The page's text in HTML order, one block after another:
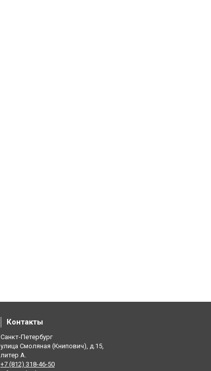
Контакты
Санкт-Петербург
улица Смоляная (Книпович), д.15,
литер А.
+7 (812) 318-46-50